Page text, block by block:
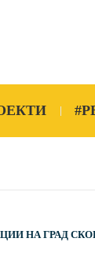
НА ГРАД